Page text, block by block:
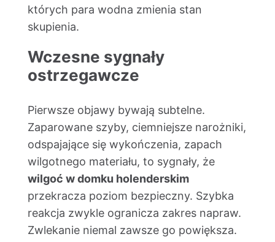
których para wodna zmienia stan
skupienia.
Wczesne sygnały
ostrzegawcze
Pierwsze objawy bywają subtelne.
Zaparowane szyby, ciemniejsze narożniki,
odspajające się wykończenia, zapach
wilgotnego materiału, to sygnały, że
wilgoć w domku holenderskim
przekracza poziom bezpieczny. Szybka
reakcja zwykle ogranicza zakres napraw.
Zwlekanie niemal zawsze go powiększa.